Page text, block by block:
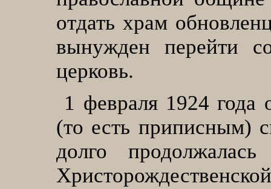
отдать храм
вынужден перейти
церковь.
1 февраля 1924
(то есть приписным)
долго